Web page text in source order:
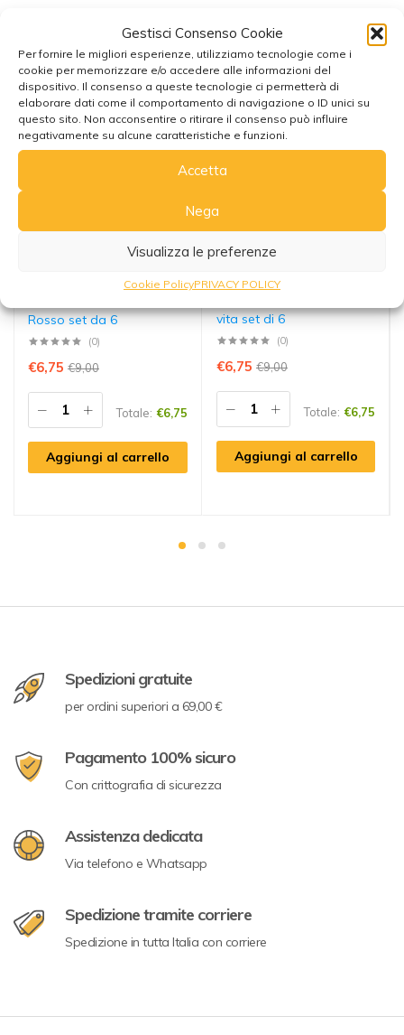
Gestisci Consenso Cookie
Per fornire le migliori esperienze, utilizziamo tecnologie come i
cookie per memorizzare e/o accedere alle informazioni del
dispositivo. Il consenso a queste tecnologie ci permetterà di
elaborare dati come il comportamento di navigazione o ID unici su
questo sito. Non acconsentire o ritirare il consenso può influire
negativamente su alcune caratteristiche e funzioni.
Accetta
Nega
Visualizza le preferenze
Cookie PolicyPRIVACY POLICY
Potrebbe interessarti anche
25% sconto
Rosso set da 6
(0)
€9,00
€6,75
Totale: €6,75
Aggiungi al carrello
25% sconto
vita set di 6
(0)
€9,00
€6,75
Totale: €6,75
Aggiungi al carrello
Spedizioni gratuite
per ordini superiori a 69,00 €
Pagamento 100% sicuro
Con crittografia di sicurezza
Assistenza dedicata
Via telefono e Whatsapp
Spedizione tramite corriere
Spedizione in tutta Italia con corriere